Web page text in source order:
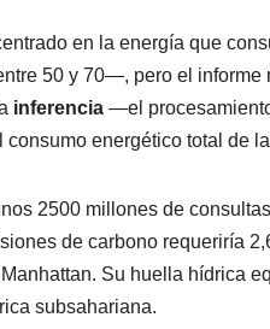
en la energía que
50 y 70—, pero el
inferencia —el
energético total de
2500 millones de
de carbono requeriría
Su huella hídrica
subsahariana.